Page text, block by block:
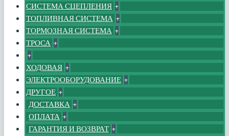
СИСТЕМА СЦЕПЛЕНИЯ +
ТОПЛИВНАЯ СИСТЕМА +
ТОРМОЗНАЯ СИСТЕМА +
ТРОСА +
+
ХОДОВАЯ +
ЭЛЕКТРООБОРУДОВАНИЕ +
ДРУГОЕ +
ДОСТАВКА +
ОПЛАТА +
ГАРАНТИЯ И ВОЗВРАТ +